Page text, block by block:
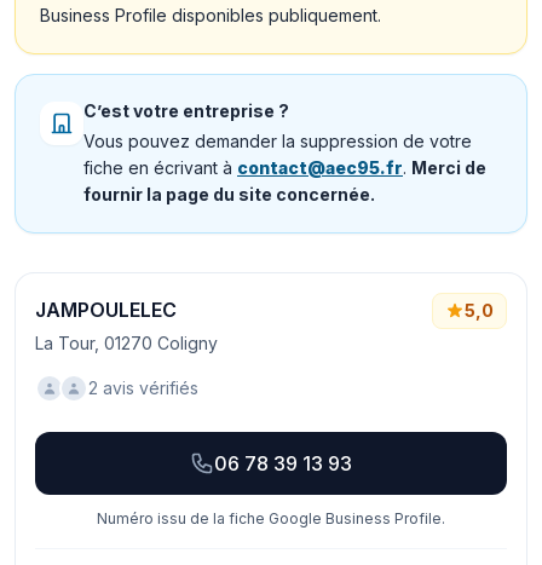
Business Profile disponibles publiquement.
C’est votre entreprise ?
Vous pouvez demander la suppression de votre
fiche en écrivant à contact@aec95.fr. Merci de
fournir la page du site concernée.
JAMPOULELEC
La Tour, 01270 Coligny
5,0
2 avis vérifiés
06 78 39 13 93
Numéro issu de la fiche Google Business Profile.